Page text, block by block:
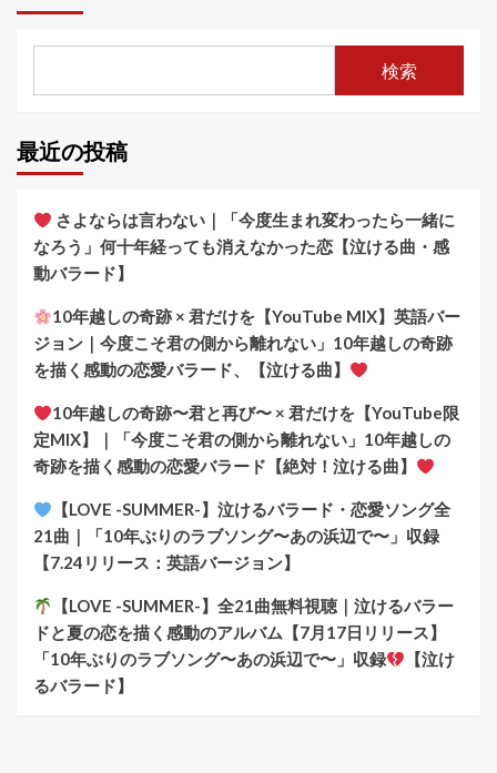
検索
最近の投稿
さよならは言わない｜「今度生まれ変わったら一緒に
なろう」何十年経っても消えなかった恋【泣ける曲・感
動バラード】
10年越しの奇跡 × 君だけを【YouTube MIX】英語バー
ジョン｜今度こそ君の側から離れない」10年越しの奇跡
を描く感動の恋愛バラード、【泣ける曲】
10年越しの奇跡〜君と再び〜 × 君だけを【YouTube限
定MIX】｜「今度こそ君の側から離れない」10年越しの
奇跡を描く感動の恋愛バラード【絶対！泣ける曲】
【LOVE -SUMMER-】泣けるバラード・恋愛ソング全
21曲｜「10年ぶりのラブソング〜あの浜辺で〜」収録
【7.24リリース：英語バージョン】
【LOVE -SUMMER-】全21曲無料視聴｜泣けるバラー
ドと夏の恋を描く感動のアルバム【7月17日リリース】
「10年ぶりのラブソング〜あの浜辺で〜」収録
【泣け
るバラード】